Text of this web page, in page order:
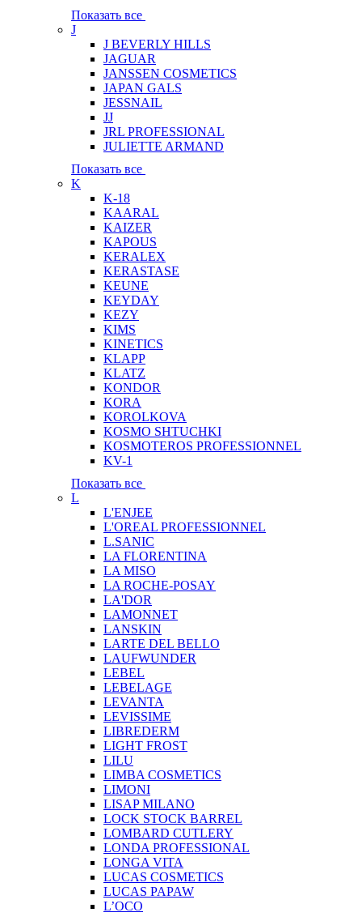
Показать все
J
J BEVERLY HILLS
JAGUAR
JANSSEN COSMETICS
JAPAN GALS
JESSNAIL
JJ
JRL PROFESSIONAL
JULIETTE ARMAND
Показать все
K
K-18
KAARAL
KAIZER
KAPOUS
KERALEX
KERASTASE
KEUNE
KEYDAY
KEZY
KIMS
KINETICS
KLAPP
KLATZ
KONDOR
KORA
KOROLKOVA
KOSMO SHTUCHKI
KOSMOTEROS PROFESSIONNEL
KV-1
Показать все
L
L'ENJEE
L'OREAL PROFESSIONNEL
L.SANIC
LA FLORENTINA
LA MISO
LA ROCHE-POSAY
LA'DOR
LAMONNET
LANSKIN
LARTE DEL BELLO
LAUFWUNDER
LEBEL
LEBELAGE
LEVANTA
LEVISSIME
LIBREDERM
LIGHT FROST
LILU
LIMBA COSMETICS
LIMONI
LISAP MILANO
LOCK STOCK BARREL
LOMBARD CUTLERY
LONDA PROFESSIONAL
LONGA VITA
LUCAS COSMETICS
LUCAS PAPAW
L’OCO